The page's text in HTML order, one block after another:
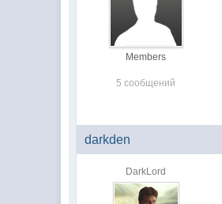
Members
5 сообщений
darkden
DarkLord